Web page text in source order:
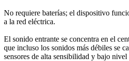
No requiere baterías; el dispositivo
a la red eléctrica.
El sonido entrante se concentra en el
que incluso los sonidos más débiles se
sensores de alta sensibilidad y bajo